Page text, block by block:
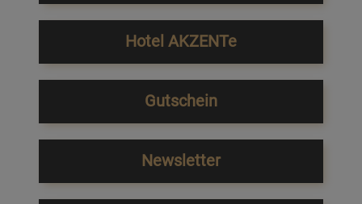
Hotel AKZENTe
Gutschein
Newsletter